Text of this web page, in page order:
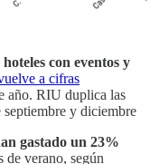
con eventos y
a cifras
año. RIU duplica las
y diciembre
gastado un 23%
de verano, según